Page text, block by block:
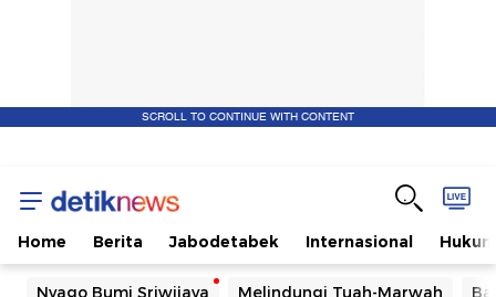
SCROLL TO CONTINUE WITH CONTENT
Home Berita Jabodetabek Internasional Hukum
Nyago Bumi Sriwijaya Melindungi Tuah-Marwah